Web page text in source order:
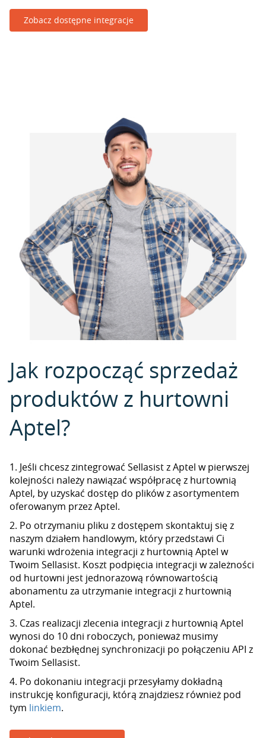
Zobacz dostępne integracje
Jak rozpocząć sprzedaż
produktów z hurtowni
Aptel?
1. Jeśli chcesz zintegrować Sellasist z Aptel w pierwszej
kolejności należy nawiązać współpracę z hurtownią
Aptel, by uzyskać dostęp do plików z asortymentem
oferowanym przez Aptel.
2. Po otrzymaniu pliku z dostępem skontaktuj się z
naszym działem handlowym, który przedstawi Ci
warunki wdrożenia integracji z hurtownią Aptel w
Twoim Sellasist. Koszt podpięcia integracji w zależności
od hurtowni jest jednorazową równowartością
abonamentu za utrzymanie integracji z hurtownią
Aptel.
3. Czas realizacji zlecenia integracji z hurtownią Aptel
wynosi do 10 dni roboczych, ponieważ musimy
dokonać bezbłędnej synchronizacji po połączeniu API z
Twoim Sellasist.
4. Po dokonaniu integracji przesyłamy dokładną
instrukcję konfiguracji, którą znajdziesz również pod
tym linkiem.